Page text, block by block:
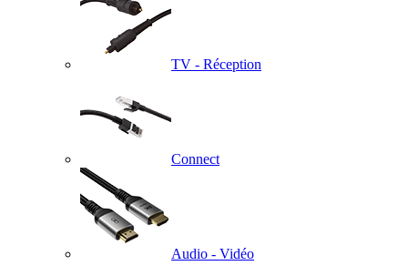
TV - Réception
Connect
Audio - Vidéo